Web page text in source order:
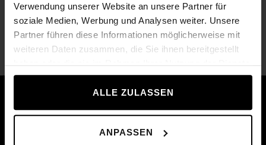
Verwendung unserer Website an unsere Partner für
soziale Medien, Werbung und Analysen weiter. Unsere
Partner führen diese Informationen möglicherweise mit
weiteren Daten zusammen, die Sie ihnen bereitgestellt
haben oder die sie im Rahmen Ihrer Nutzung der Dienste
gesammelt haben.
ALLE ZULASSEN
ANPASSEN
Exercise Mat Small
111,00 €
Prečo by ste mali nakupovať v
Technogyme?